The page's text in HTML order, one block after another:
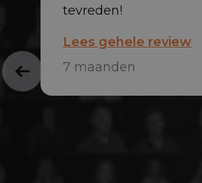
tevreden!
Lees gehele review
7 maanden